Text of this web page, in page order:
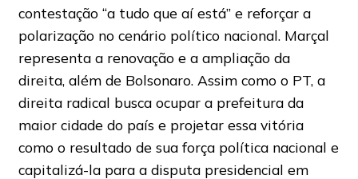
contestação “a tudo que aí está” e reforçar a
polarização no cenário político nacional. Marçal
representa a renovação e a ampliação da
direita, além de Bolsonaro. Assim como o PT, a
direita radical busca ocupar a prefeitura da
maior cidade do país e projetar essa vitória
como o resultado de sua força política nacional e
capitalizá-la para a disputa presidencial em